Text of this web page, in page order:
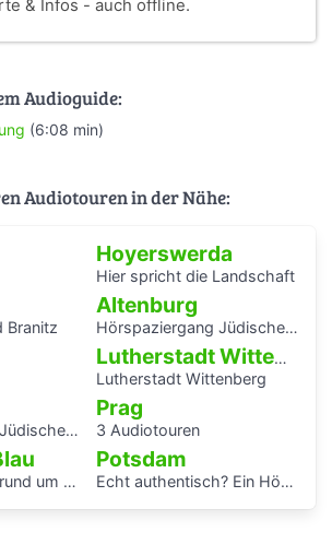
& Infos - auch offline.
Audioguide:
(6:08 min)
Audiotouren in der Nähe:
Hoyerswerda
Hier spricht die Landschaft
Branitz
Altenburg
Hörspaziergang Jüdische Geschichte in Altenburg
Lutherstadt Wittenberg
Lutherstadt Wittenberg
Geschichte in Gera
Prag
3 Audiotouren
Törten
Potsdam
Echt authentisch? Ein Hörspaziergang durch Potsdams Mitte